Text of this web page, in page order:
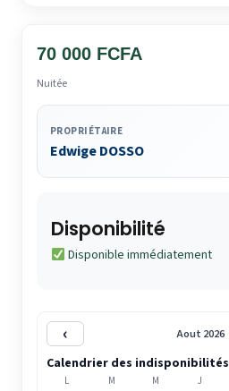
70 000 FCFA
Nuitée
PROPRIÉTAIRE
Edwige DOSSO
Disponibilité
Disponible immédiatement
‹ Aout 2026
Calendrier des indisponibilités
L M M J